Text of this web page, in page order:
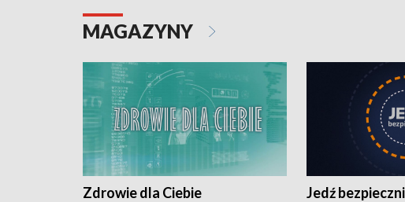
MAGAZYNY
Zdrowie dla Ciebie Jedź